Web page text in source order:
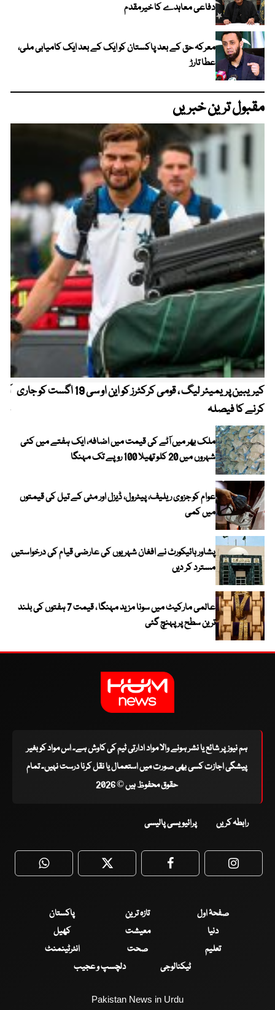
دفاعی معاہدے کا خیرمقدم
معرکہ حق کے بعد پاکستان کو ایک کے بعد ایک کامیابی ملی،
عطا تارڑ
مقبول ترین خبریں
کیریبین پریمیئر لیگ ، قومی کرکٹرز کو این او سی 19 اگست کو جاری
کرنے کا فیصلہ
ملک بھر میں آٹے کی قیمت میں اضافہ، ایک ہفتے میں کئی
شہروں میں 20 کلو تھیلا 100 روپے تک مہنگا
عوام کو جزوی ریلیف، پیٹرول، ڈیزل اور مٹی کے تیل کی قیمتوں
میں کمی
پشاور ہائیکورٹ نے افغان شہریوں کی عارضی قیام کی درخواستیں
مسترد کر دیں
عالمی مارکیٹ میں سونا مزید مہنگا ، قیمت 7 ہفتوں کی بلند
ترین سطح پر پہنچ گئی
ہم نیوز پر شائع یا نشر ہونے والا مواد ادارتی ٹیم کی کاوش ہے۔ اس مواد کو بغیر
پیشگی اجازت کسی بھی صورت میں استعمال یا نقل کرنا درست نہیں۔ تمام
حقوق محفوظ ہیں © 2026
رابطہ کریں پرائیویسی پالیسی
WhatsApp Twitter Facebook
صفحۂ اول تازہ ترین
پاکستان
دنیا
معیشت
کھیل
تعلیم
صحت
انٹرٹینمنٹ
ٹیکنالوجی
دلچسپ و عجیب
Pakistan News in Urdu